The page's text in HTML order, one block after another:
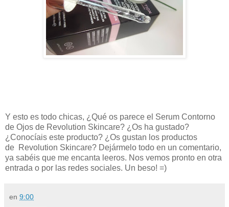
Y esto es todo chicas, ¿Qué os parece el Serum Contorno
de Ojos de Revolution Skincare? ¿Os ha gustado?
¿Conocíais este producto? ¿Os gustan los productos
de Revolution Skincare? Dejármelo todo en un comentario,
ya sabéis que me encanta leeros. Nos vemos pronto en otra
entrada o por las redes sociales. Un beso! =)
en 9:00